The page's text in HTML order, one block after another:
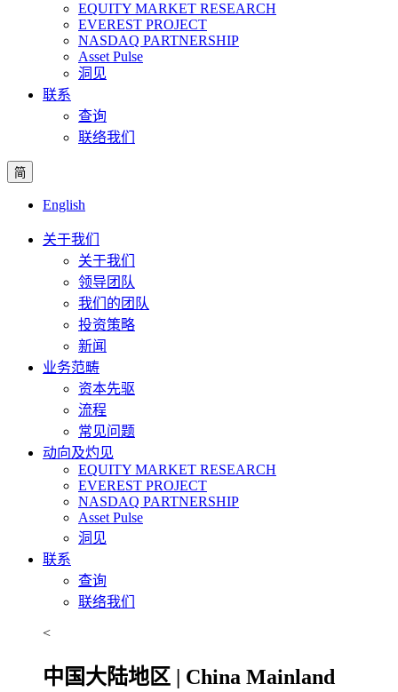
EQUITY MARKET RESEARCH
EVEREST PROJECT
NASDAQ PARTNERSHIP
Asset Pulse
洞见
联系
查询
联络我们
简
English
关于我们
关于我们
领导团队
我们的团队
投资策略
新闻
业务范畴
资本先驱
流程
常见问题
动向及灼见
EQUITY MARKET RESEARCH
EVEREST PROJECT
NASDAQ PARTNERSHIP
Asset Pulse
洞见
联系
查询
联络我们
<
中国大陆地区 | China Mainland